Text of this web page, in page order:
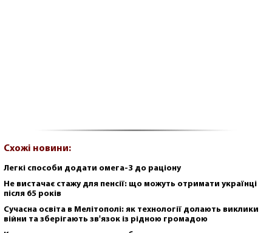
Схожі новини:
Легкі способи додати омега-3 до раціону
Не вистачає стажу для пенсії: що можуть отримати українці
після 65 років
Сучасна освіта в Мелітополі: як технології долають виклики
війни та зберігають зв'язок із рідною громадою